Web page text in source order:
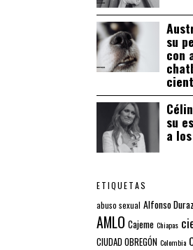
su
con
su
a
ETIQUETAS
abuso sexual Alfonso
AMLO Cajeme Chiapas
CIUDAD OBREGÓN Colombia